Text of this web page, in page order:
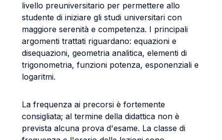
livello preuniversitario per permettere allo
studente di iniziare gli studi universitari con
maggiore serenità e competenza. I principali
argomenti trattati riguardano: equazioni e
disequazioni, geometria analitica, elementi di
trigonometria, funzioni potenza, esponenziali e
logaritmi.
La frequenza ai precorsi è fortemente
consigliata; al termine della didattica non è
prevista alcuna prova d'esame. La classe di